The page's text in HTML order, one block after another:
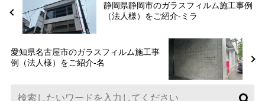
静岡県静岡市のガラスフィルム施工事例
（法人様）をご紹介-ミラ
愛知県名古屋市のガラスフィルム施工事
例（法人様）をご紹介-名